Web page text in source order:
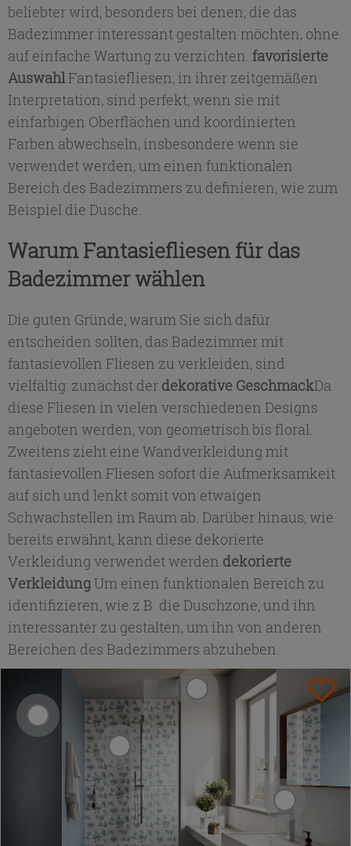
beliebter wird, besonders bei denen, die das
Badezimmer interessant gestalten möchten, ohne
auf einfache Wartung zu verzichten. favorisierte
Auswahl Fantasiefliesen, in ihrer zeitgemäßen
Interpretation, sind perfekt, wenn sie mit
einfarbigen Oberflächen und koordinierten
Farben abwechseln, insbesondere wenn sie
verwendet werden, um einen funktionalen
Bereich des Badezimmers zu definieren, wie zum
Beispiel die Dusche.
Warum Fantasiefliesen für das
Badezimmer wählen
Die guten Gründe, warum Sie sich dafür
entscheiden sollten, das Badezimmer mit
fantasievollen Fliesen zu verkleiden, sind
vielfältig: zunächst der dekorative GeschmackDa
diese Fliesen in vielen verschiedenen Designs
angeboten werden, von geometrisch bis floral.
Zweitens zieht eine Wandverkleidung mit
fantasievollen Fliesen sofort die Aufmerksamkeit
auf sich und lenkt somit von etwaigen
Schwachstellen im Raum ab. Darüber hinaus, wie
bereits erwähnt, kann diese dekorierte
Verkleidung verwendet werden dekorierte
Verkleidung Um einen funktionalen Bereich zu
identifizieren, wie z.B. die Duschzone, und ihn
interessanter zu gestalten, um ihn von anderen
Bereichen des Badezimmers abzuheben.